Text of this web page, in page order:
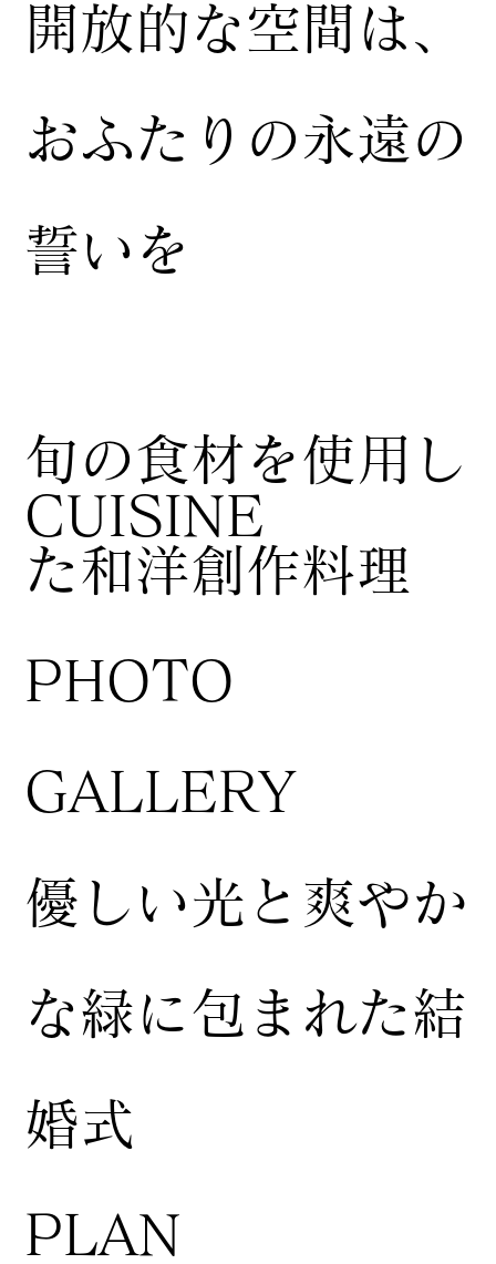
CUISINE
​旬の食材を使用し
た和洋創作料理
​PHOTO
GALLERY
​優しい光と爽やか
な緑に包まれた結
婚式
​PLAN
開放的な空間は、
おふたりの永遠の
誓いを